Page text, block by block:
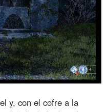
y, con el cofre a la